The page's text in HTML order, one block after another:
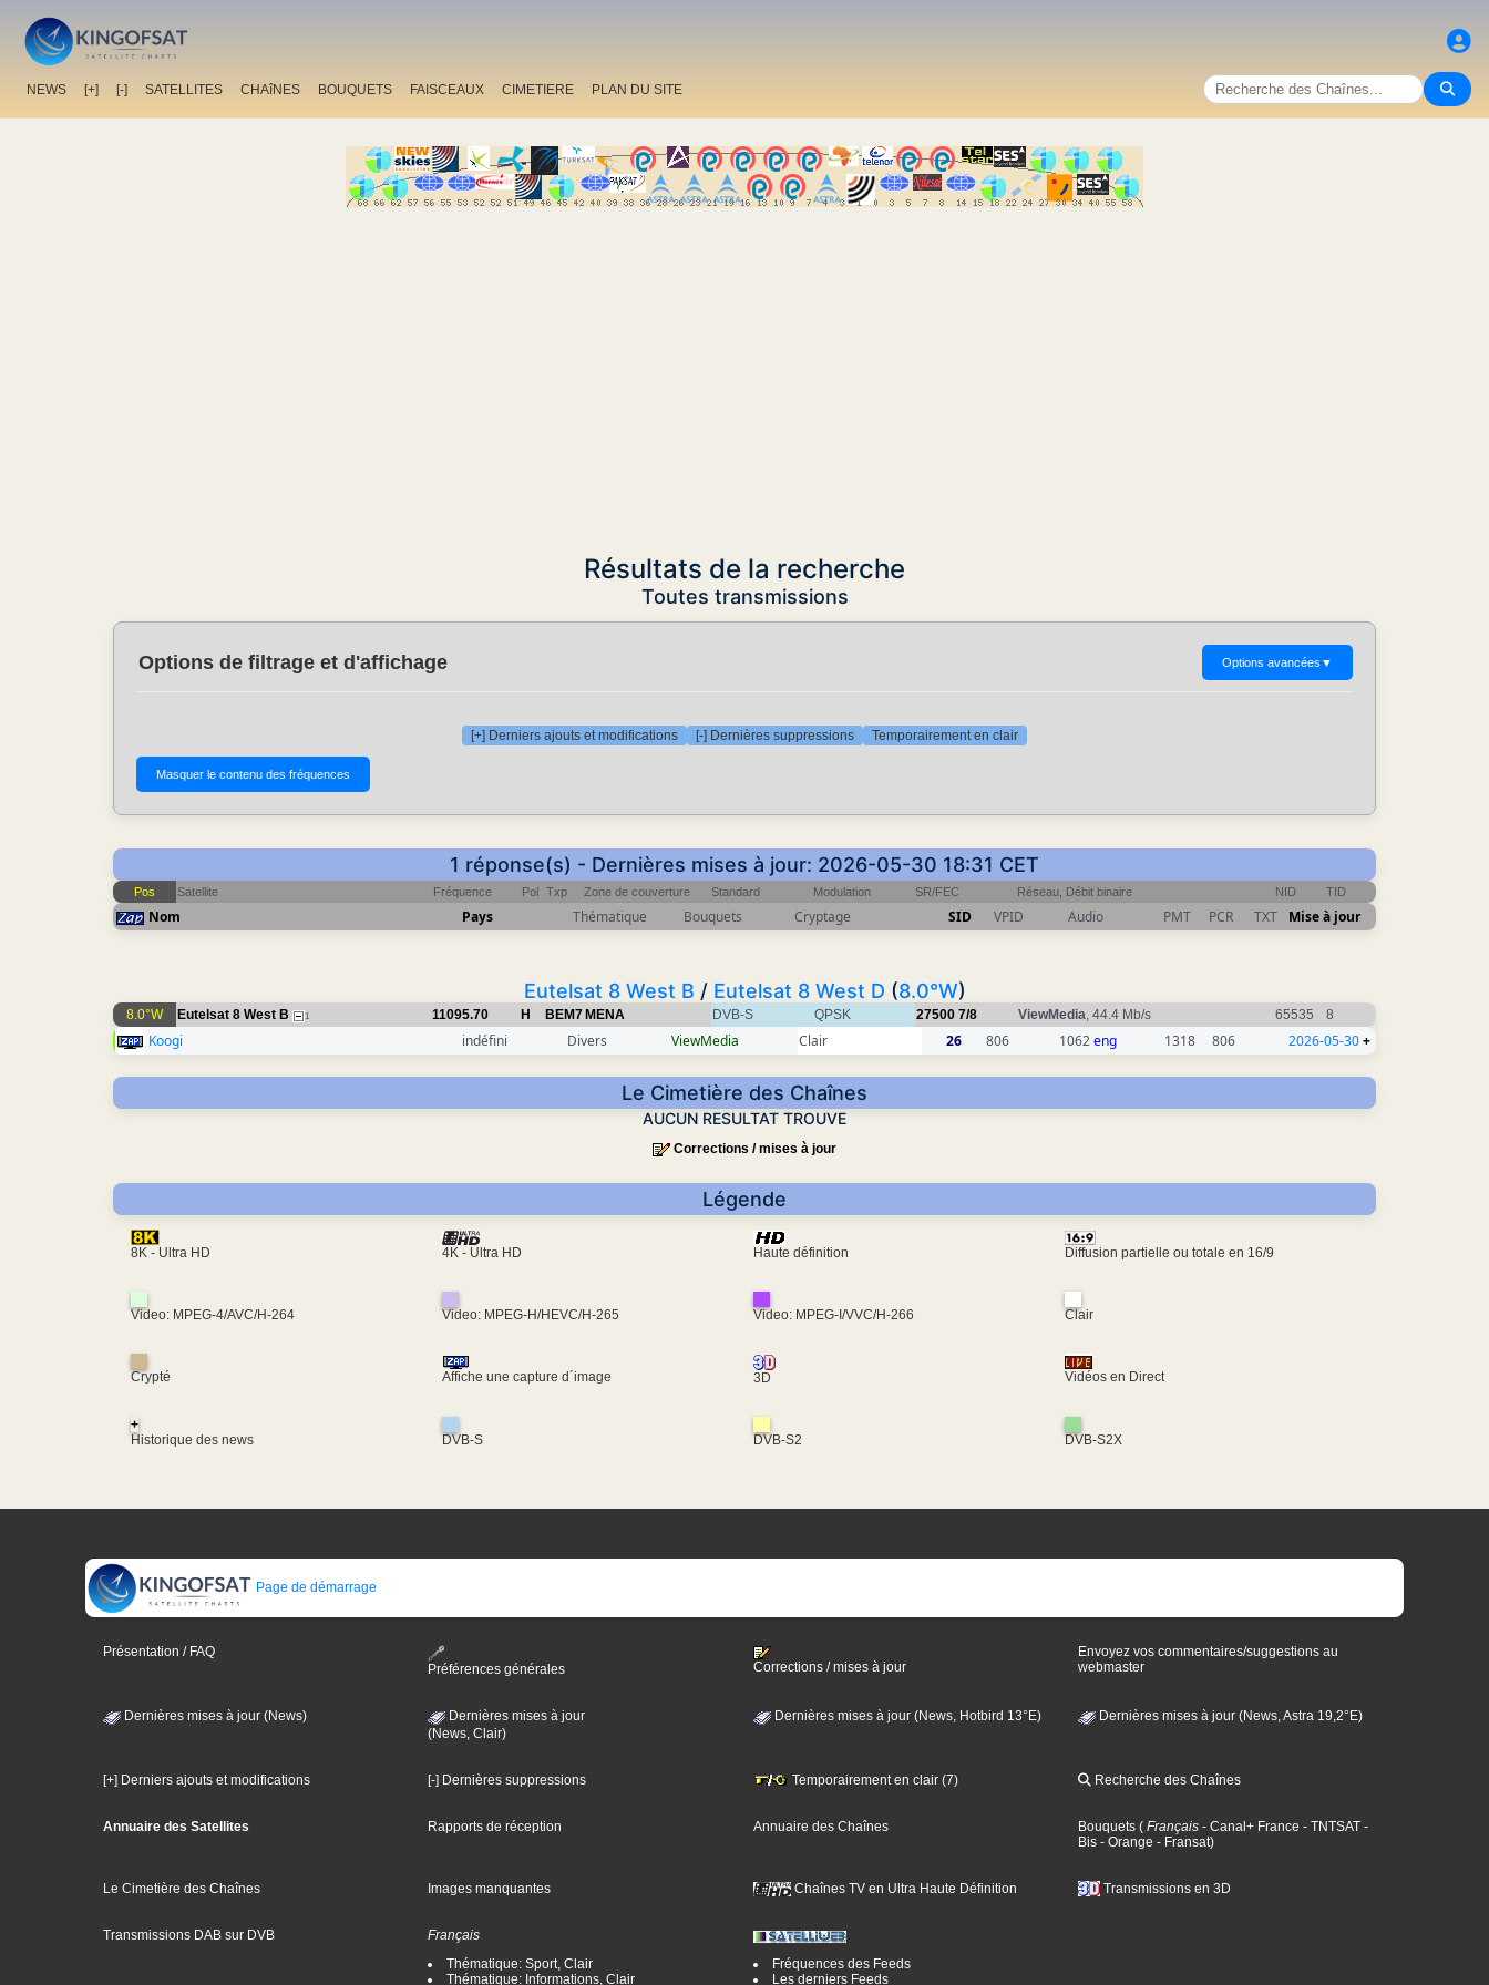
NEWS [+] [-] SATELLITES CHAîNES BOUQUETS FAISCEAUX CIMETIERE PLAN DU SITE
Résultats de la recherche
Toutes transmissions
Options de filtrage et d'affichage Options avancées ▼
[+] Derniers ajouts et modifications [-] Dernières suppressions Temporairement en clair
1 réponse(s) - Dernières mises à jour: 2026-05-30 18:31 CET
Pos Satellite Fréquence Pol Txp Zone de couverture Standard Modulation SR/FEC Réseau, Débit binaire NID TID
Nom Pays Thématique Bouquets Cryptage SID VPID Audio PMT PCR TXT Mise à jour
Eutelsat 8 West B / Eutelsat 8 West D (8.0°W)
8.0°W Eutelsat 8 West B 1 11095.70 H BEM7 MENA DVB-S QPSK 27500 7/8 ViewMedia, 44.4 Mb/s 65535 8
Koogi indéfini Divers ViewMedia Clair 26 806 1062eng 1318 806 2026-05-30+
Le Cimetière des Chaînes
AUCUN RESULTAT TROUVE
Corrections / mises à jour
Légende
8K - Ultra HD 4K - Ultra HD Haute définition Diffusion partielle ou totale en 16/9
Video: MPEG-4/AVC/H-264 Video: MPEG-H/HEVC/H-265 Video: MPEG-I/VVC/H-266 Clair
Crypté Affiche une capture d´image 3D Vidéos en Direct
+
Historique des news
DVB-S DVB-S2 DVB-S2X
Page de démarrage
Présentation / FAQ
Préférences générales
Corrections / mises à jour
Envoyez vos commentaires/suggestions au
webmaster
Dernières mises à jour (News)
Dernières mises à jour
(News, Clair)
Dernières mises à jour (News, Hotbird 13°E) Dernières mises à jour (News, Astra 19,2°E)
[+] Derniers ajouts et modifications [-] Dernières suppressions Temporairement en clair (7) Recherche des Chaînes
Annuaire des Satellites Rapports de réception Annuaire des Chaînes Bouquets ( Français - Canal+ France - TNTSAT -
Bis - Orange - Fransat)
Le Cimetière des Chaînes Images manquantes Chaînes TV en Ultra Haute Définition Transmissions en 3D
Transmissions DAB sur DVB
Français
Thématique: Sport, Clair
Thématique: Informations, Clair
Fréquences des Feeds
Les derniers Feeds